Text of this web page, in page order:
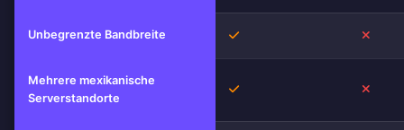
Unbegrenzte Bandbreite Ja
Mehrere mexikanische
Serverstandorte
Ja